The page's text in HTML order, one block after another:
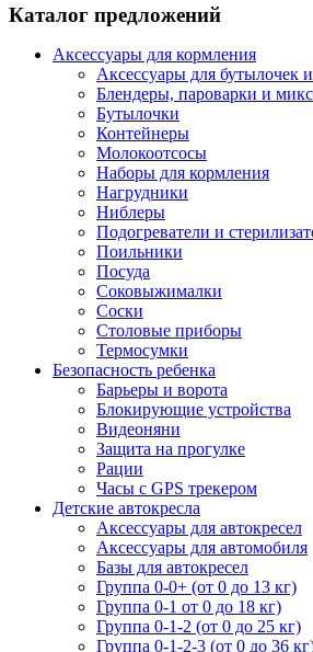
Каталог предложений
Аксессуары для кормления
Аксессуары для бутылочек
Блендеры, пароварки и
Бутылочки
Контейнеры
Молокоотсосы
Наборы для кормления
Нагрудники
Ниблеры
Подогреватели и
Поильники
Посуда
Соковыжималки
Соски
Столовые приборы
Термосумки
Безопасность ребенка
Барьеры и ворота
Блокирующие устройства
Видеоняни
Защита на прогулке
Рации
Часы с GPS трекером
Детские автокресла
Аксессуары для автокресел
Аксессуары для автомобиля
Базы для автокресел
Группа 0-0+ (от 0 до 13 кг)
Группа 0-1 от 0 до 18 кг)
Группа 0-1-2 (от 0 до 25 кг)
Группа 0-1-2-3 (от 0 до 36